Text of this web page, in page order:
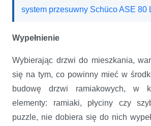
system przesuwny Schüco ASE 80
Wypełnienie
Wybierając drzwi do mieszkania,
się na tym, co powinny mieć w
budowę drzwi ramiakowych, w
elementy: ramiaki, płyciny czy
puzzle, nie dobiera się do nich